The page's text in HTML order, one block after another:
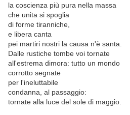
la coscienza più pura nella massa
che unita si spoglia
di forme tiranniche,
e libera canta
pei martiri nostri la causa n'è santa.
Dalle rustiche tombe voi tornate
all'estrema dimora: tutto un mondo
corrotto segnate
per l'ineluttabile
condanna, al passaggio:
tornate alla luce del sole di maggio.